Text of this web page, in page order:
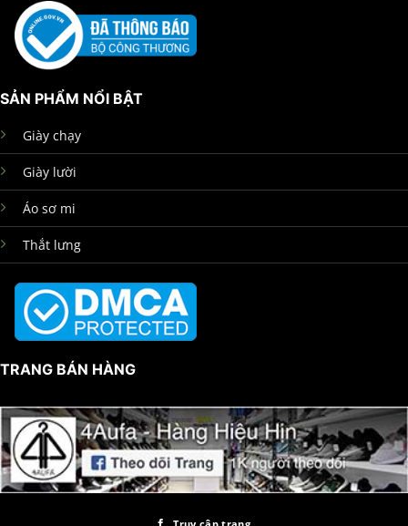
SẢN PHẨM NỔI BẬT
Giày chạy
Giày lười
Áo sơ mi
Thắt lưng
TRANG BÁN HÀNG